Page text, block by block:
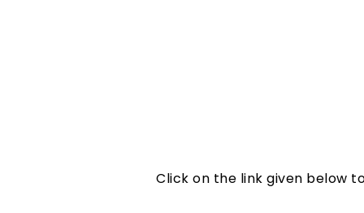
Click on the link given below